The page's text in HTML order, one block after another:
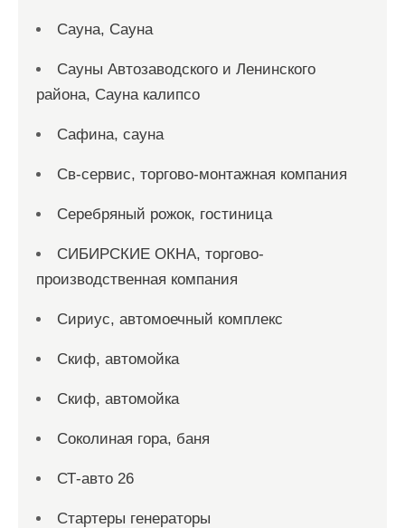
Сауна, Сауна
Сауны Автозаводского и Ленинского
района, Сауна калипсо
Сафина, сауна
Св-сервис, торгово-монтажная компания
Серебряный рожок, гостиница
СИБИРСКИЕ ОКНА, торгово-
производственная компания
Сириус, автомоечный комплекс
Скиф, автомойка
Скиф, автомойка
Соколиная гора, баня
СТ-авто 26
Стартеры генераторы